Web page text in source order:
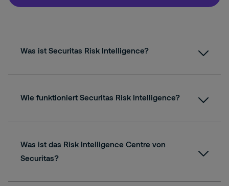
Was ist Securitas Risk Intelligence?
Wie funktioniert Securitas Risk Intelligence?
Was ist das Risk Intelligence Centre von
Securitas?